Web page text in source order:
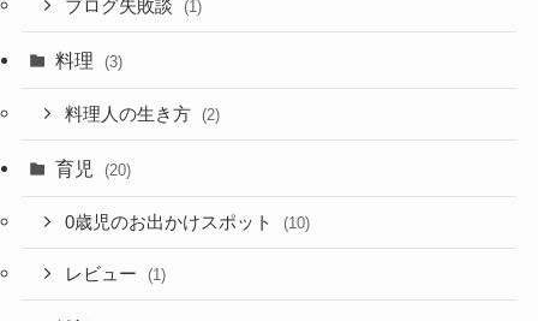
ブログ失敗談 (1)
料理 (3)
料理人の生き方 (2)
育児 (20)
0歳児のお出かけスポット (10)
レビュー (1)